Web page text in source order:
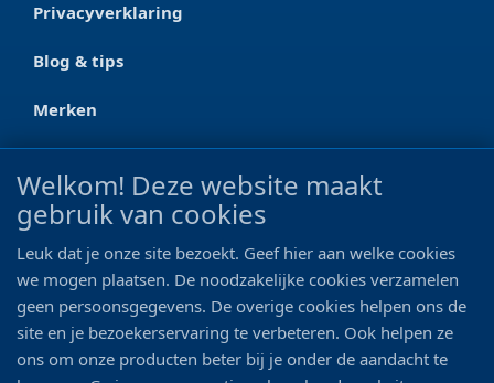
Privacyverklaring
Blog & tips
Merken
CONTACT
Ootmarsumseweg 125a
0546 - 622 990
06 - 11 19 81 42
info@bo-vis.nl
Welkom! Deze website maakt
gebruik van cookies
Leuk dat je onze site bezoekt. Geef hier aan welke cookies
we mogen plaatsen. De noodzakelijke cookies verzamelen
geen persoonsgegevens. De overige cookies helpen ons de
site en je bezoekerservaring te verbeteren. Ook helpen ze
ons om onze producten beter bij je onder de aandacht te